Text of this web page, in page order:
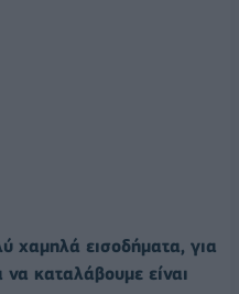
χαμηλά εισοδήματα, για
καταλάβουμε είναι